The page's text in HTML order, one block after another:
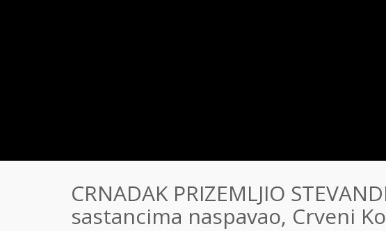
CRNADAK PRIZEMLJIO
sastancima naspavao, Crveni